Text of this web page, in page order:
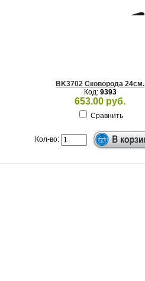
BK3702 Сковорода 24см.
Код: 9393
653.00 руб.
Сравнить
Кол-во: